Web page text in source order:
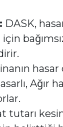
DASK,
Ağır
tutarı